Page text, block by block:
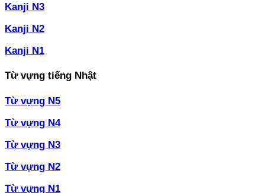
Kanji N3
Kanji N2
Kanji N1
Từ vựng tiếng Nhật
Từ vựng N5
Từ vựng N4
Từ vựng N3
Từ vựng N2
Từ vựng N1